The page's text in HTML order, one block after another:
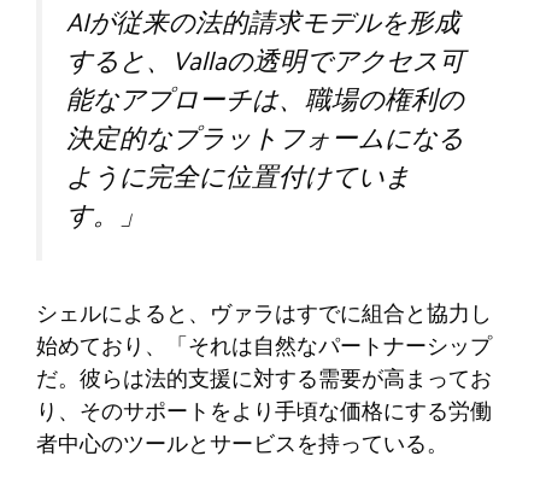
AIが従来の法的請求モデルを形成
すると、Vallaの透明でアクセス可
能なアプローチは、職場の権利の
決定的なプラットフォームになる
ように完全に位置付けていま
す。」
シェルによると、ヴァラはすでに組合と協力し
始めており、「それは自然なパートナーシップ
だ。彼らは法的支援に対する需要が高まってお
り、そのサポートをより手頃な価格にする労働
者中心のツールとサービスを持っている。